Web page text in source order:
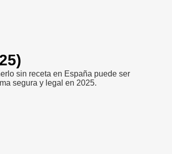
sin receta en España puede ser
segura y legal en 2025.